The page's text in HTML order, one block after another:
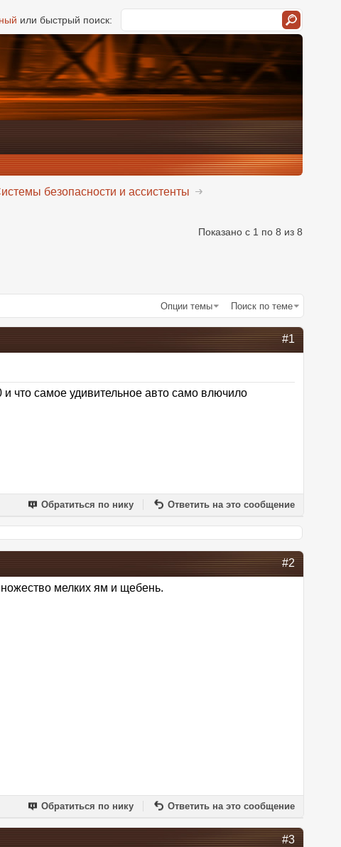
или быстрый поиск:
безопасности и ассистенты
Показано с 1 по 8 из 8
Опции темы Поиск по теме
#1
что самое удивительное авто само влючило
Обратиться по нику Ответить на это сообщение
#2
мелких ям и щебень.
Обратиться по нику Ответить на это сообщение
#3